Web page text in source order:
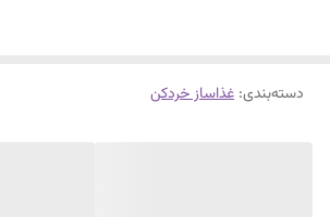
دسته‌بندی: غذاساز خردکن